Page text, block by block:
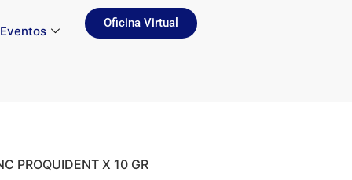
Eventos
Oficina Virtual
PROQUIDENT X 10 GR